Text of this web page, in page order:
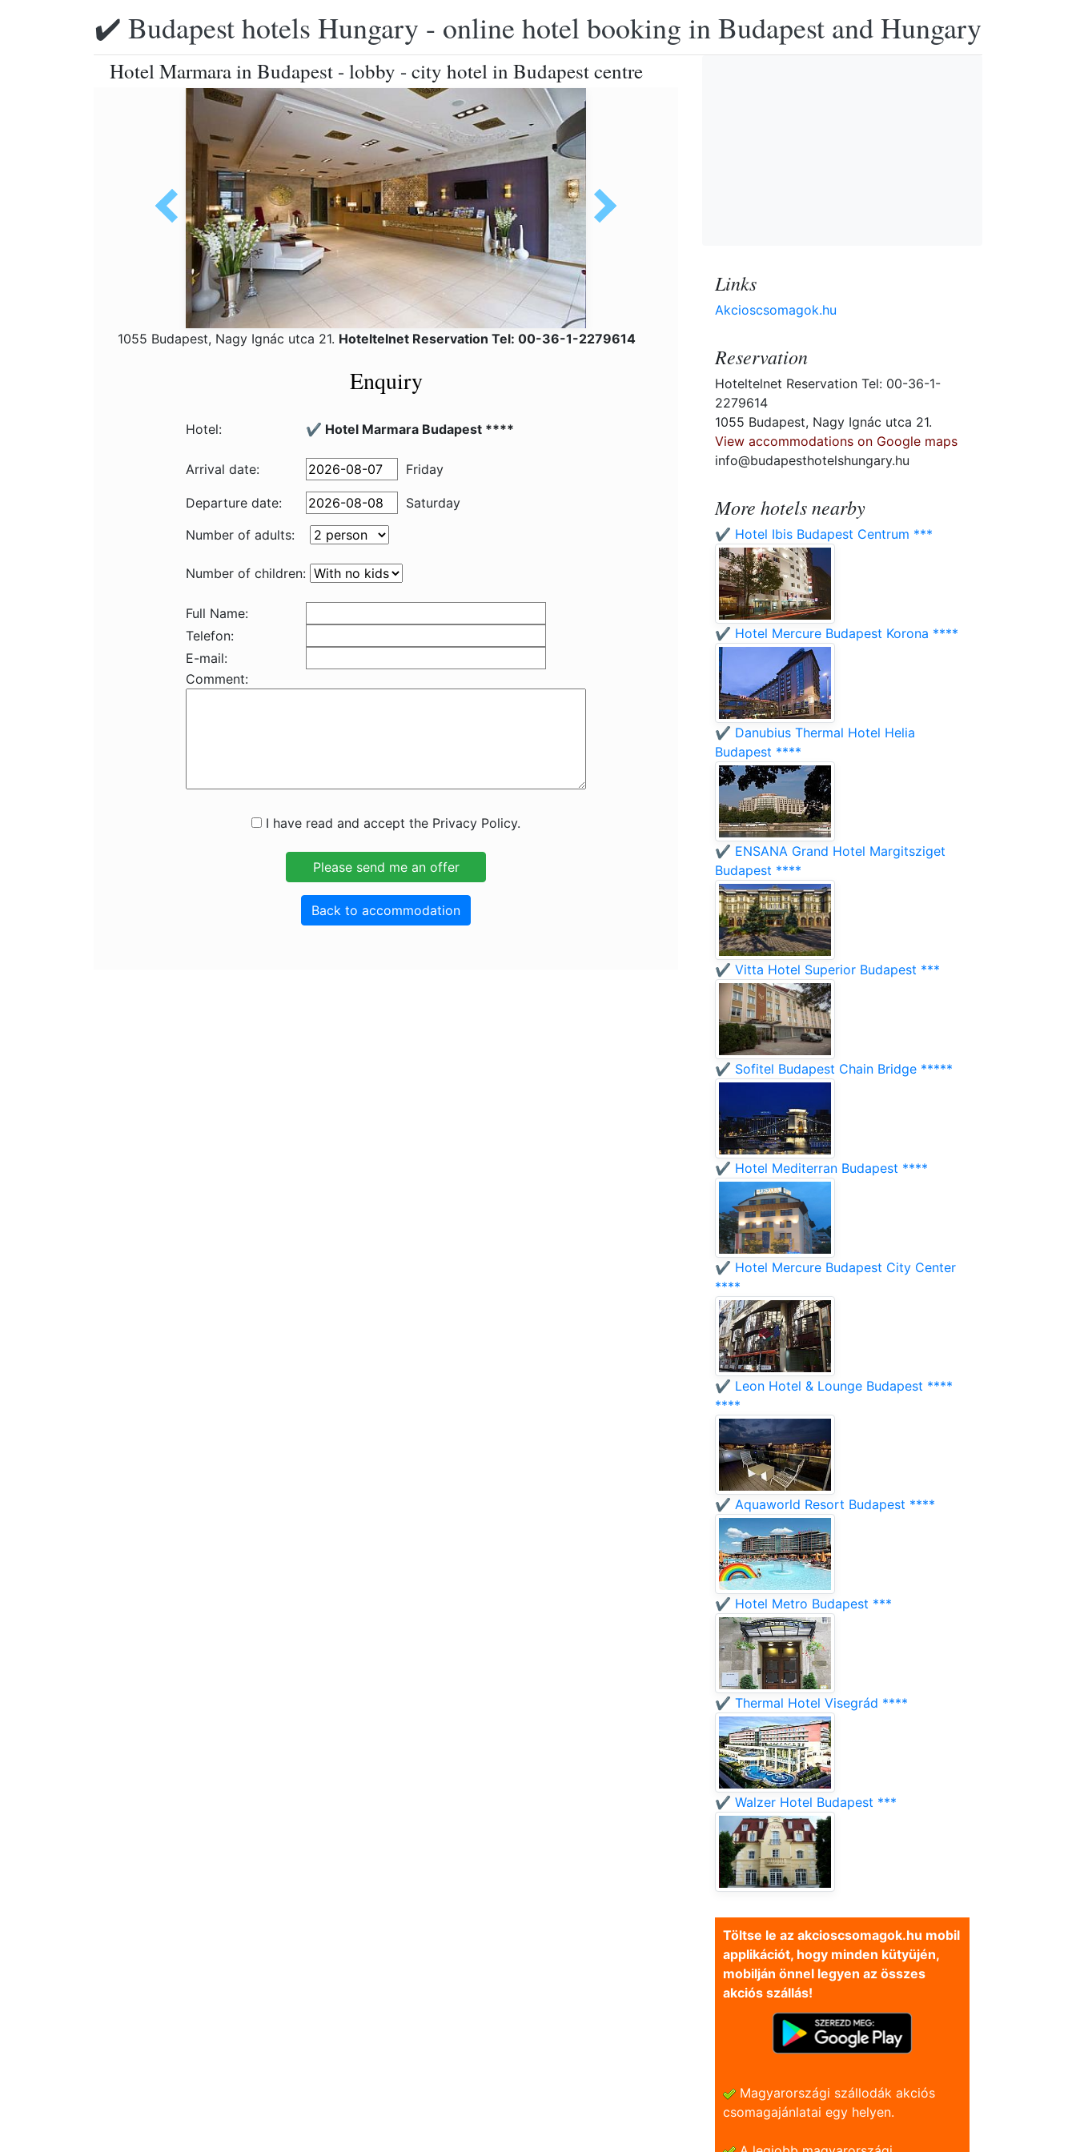
✔️ Budapest hotels Hungary - online hotel booking in Budapest and Hungary
Hotel Marmara in Budapest - lobby - city hotel in Budapest centre
1055 Budapest, Nagy Ignác utca 21. Hoteltelnet Reservation Tel: 00-36-1-2279614
Enquiry
Hotel: ✔️ Hotel Marmara Budapest ****
Arrival date: Friday
Departure date:
Saturday
Number of adults:
Number of children:
Full Name:
Telefon:
E-mail:
Comment:
I have read and accept the Privacy Policy.
Back to accommodation
Links
Akcioscsomagok.hu
Reservation
Hoteltelnet Reservation Tel: 00-36-1-
2279614
1055 Budapest, Nagy Ignác utca 21.
View accommodations on Google maps
info@budapesthotelshungary.hu
More hotels nearby
✔️ Hotel Ibis Budapest Centrum ***
✔️ Hotel Mercure Budapest Korona ****
✔️ Danubius Thermal Hotel Helia
Budapest ****
✔️ ENSANA Grand Hotel Margitsziget
Budapest ****
✔️ Vitta Hotel Superior Budapest ***
✔️ Sofitel Budapest Chain Bridge *****
✔️ Hotel Mediterran Budapest ****
✔️ Hotel Mercure Budapest City Center
****
✔️ Leon Hotel & Lounge Budapest ****
****
✔️ Aquaworld Resort Budapest ****
✔️ Hotel Metro Budapest ***
✔️ Thermal Hotel Visegrád ****
✔️ Walzer Hotel Budapest ***
Töltse le az akcioscsomagok.hu mobil
applikációt, hogy minden kütyüjén,
mobilján önnel legyen az összes
akciós szállás!
Magyarországi szállodák akciós
csomagajánlatai egy helyen.